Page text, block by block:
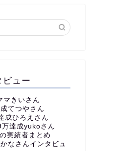
ュー
マきいさん
てつやさん
成ひろえさん
万達成yukoさん
実績者まとめ
なさんインタビュ